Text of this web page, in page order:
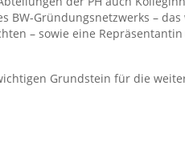
Gründungsnetzwerks –
– sowie eine
Grundstein für die